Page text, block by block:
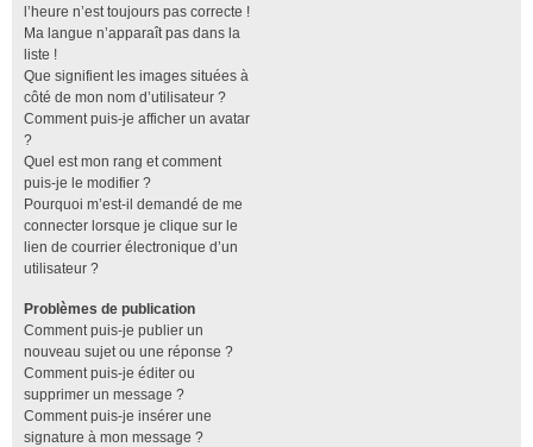
l’heure n’est toujours pas correcte !
Ma langue n’apparaît pas dans la
liste !
Que signifient les images situées à
côté de mon nom d’utilisateur ?
Comment puis-je afficher un avatar
?
Quel est mon rang et comment
puis-je le modifier ?
Pourquoi m’est-il demandé de me
connecter lorsque je clique sur le
lien de courrier électronique d’un
utilisateur ?
Problèmes de publication
Comment puis-je publier un
nouveau sujet ou une réponse ?
Comment puis-je éditer ou
supprimer un message ?
Comment puis-je insérer une
signature à mon message ?